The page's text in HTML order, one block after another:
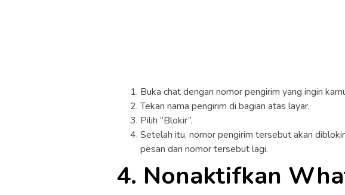
Buka chat dengan nomor pengirim yang ingin
Tekan nama pengirim di bagian atas layar.
Pilih “Blokir”.
Setelah itu, nomor pengirim tersebut akan
pesan dari nomor tersebut lagi.
4. Nonaktifkan